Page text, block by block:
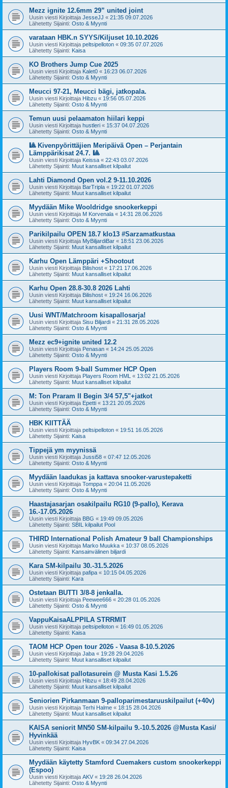
Mezz ignite 12.6mm 29” united joint
Uusin viesti Kirjoittaja JesseJJ « 21:35 09.07.2026
Lähetetty Sijainti: Osto & Myynti
varataan HBK.n SYYS/Kiljuset 10.10.2026
Uusin viesti Kirjoittaja peltsipelloton « 09:35 07.07.2026
Lähetetty Sijainti: Kaisa
KO Brothers Jump Cue 2025
Uusin viesti Kirjoittaja Kalet0 « 16:23 06.07.2026
Lähetetty Sijainti: Osto & Myynti
Meucci 97-21, Meucci bägi, jatkopala.
Uusin viesti Kirjoittaja Hibzu « 19:56 05.07.2026
Lähetetty Sijainti: Osto & Myynti
Temun uusi pelaamaton hiilari keppi
Uusin viesti Kirjoittaja hustleri « 15:37 04.07.2026
Lähetetty Sijainti: Osto & Myynti
🎱 Kivenpyörittäjien Meripäivä Open – Perjantain
Lämppärikisat 24.7. 🎱
Uusin viesti Kirjoittaja Keissa « 22:43 03.07.2026
Lähetetty Sijainti: Muut kansalliset kilpailut
Lahti Diamond Open vol.2 9-11.10.2026
Uusin viesti Kirjoittaja BarTripla « 19:22 01.07.2026
Lähetetty Sijainti: Muut kansalliset kilpailut
Myydään Mike Wooldridge snookerkeppi
Uusin viesti Kirjoittaja M Korvenala « 14:31 28.06.2026
Lähetetty Sijainti: Osto & Myynti
Parikilpailu OPEN 18.7 klo13 #Sarzamatkustaa
Uusin viesti Kirjoittaja MyBiljardiBar « 18:51 23.06.2026
Lähetetty Sijainti: Muut kansalliset kilpailut
Karhu Open Lämppäri +Shootout
Uusin viesti Kirjoittaja Bilishost « 17:21 17.06.2026
Lähetetty Sijainti: Muut kansalliset kilpailut
Karhu Open 28.8-30.8 2026 Lahti
Uusin viesti Kirjoittaja Bilishost « 19:24 16.06.2026
Lähetetty Sijainti: Muut kansalliset kilpailut
Uusi WNT/Matchroom kisapallosarja!
Uusin viesti Kirjoittaja Sisu Biljardi « 21:31 28.05.2026
Lähetetty Sijainti: Osto & Myynti
Mezz ec9+ignite united 12.2
Uusin viesti Kirjoittaja Penasan « 14:24 25.05.2026
Lähetetty Sijainti: Osto & Myynti
Players Room 9-ball Summer HCP Open
Uusin viesti Kirjoittaja Players Room HML « 13:02 21.05.2026
Lähetetty Sijainti: Muut kansalliset kilpailut
M: Ton Praram II Begin 3/4 57,5"+jatkot
Uusin viesti Kirjoittaja Epetti « 13:21 20.05.2026
Lähetetty Sijainti: Osto & Myynti
HBK KIITTÄÄ
Uusin viesti Kirjoittaja peltsipelloton « 19:51 16.05.2026
Lähetetty Sijainti: Kaisa
Tippejä ym myynissä
Uusin viesti Kirjoittaja Jussi58 « 07:47 12.05.2026
Lähetetty Sijainti: Osto & Myynti
Myydään laadukas ja kattava snooker-varustepaketti
Uusin viesti Kirjoittaja Tomppa « 20:04 11.05.2026
Lähetetty Sijainti: Osto & Myynti
Haastajasarjan osakilpailu RG10 (9-pallo), Kerava
16.-17.05.2026
Uusin viesti Kirjoittaja BBG « 19:49 09.05.2026
Lähetetty Sijainti: SBIL kilpailut Pool
THIRD International Polish Amateur 9 ball Championships
Uusin viesti Kirjoittaja Marko Muukka « 10:37 08.05.2026
Lähetetty Sijainti: Kansainvälinen biljardi
Kara SM-kilpailu 30.-31.5.2026
Uusin viesti Kirjoittaja pafipa « 10:15 04.05.2026
Lähetetty Sijainti: Kara
Ostetaan BUTTI 3/8-8 jenkalla.
Uusin viesti Kirjoittaja Peewee666 « 20:28 01.05.2026
Lähetetty Sijainti: Osto & Myynti
VappuKaisaALPPILA STRRMIT
Uusin viesti Kirjoittaja peltsipelloton « 16:49 01.05.2026
Lähetetty Sijainti: Kaisa
TAOM HCP Open tour 2026 - Vaasa 8-10.5.2026
Uusin viesti Kirjoittaja Jaba « 19:28 29.04.2026
Lähetetty Sijainti: Muut kansalliset kilpailut
10-pallokisat pallotasurein @ Musta Kasi 1.5.26
Uusin viesti Kirjoittaja Hibzu « 18:49 28.04.2026
Lähetetty Sijainti: Muut kansalliset kilpailut
Seniorien Pirkanmaan 9-palloparimestaruuskilpailut (+40v)
Uusin viesti Kirjoittaja Terhi Halme « 18:15 28.04.2026
Lähetetty Sijainti: Muut kansalliset kilpailut
KAISA seniorit MN50 SM-kilpailu 9.-10.5.2026 @Musta Kasi/
Hyvinkää
Uusin viesti Kirjoittaja HyvBK « 09:34 27.04.2026
Lähetetty Sijainti: Kaisa
Myydään käytetty Stamford Cuemakers custom snookerkeppi
(Espoo)
Uusin viesti Kirjoittaja AKV « 19:28 26.04.2026
Lähetetty Sijainti: Osto & Myynti